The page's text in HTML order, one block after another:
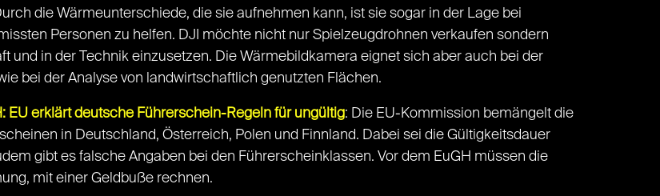
die Wärmeunterschiede, die sie aufnehmen kann, ist sie sogar in der Lage bei
Personen zu helfen. DJI möchte nicht nur Spielzeugdrohnen verkaufen sondern
und in der Technik einzusetzen. Die Wärmebildkamera eignet sich aber auch bei der
bei der Analyse von landwirtschaftlich genutzten Flächen.
EU erklärt deutsche Führerschein-Regeln für ungültig: Die EU-Kommission bemängelt die
in Deutschland, Österreich, Polen und Finnland. Dabei sei die Gültigkeitsdauer
gibt es falsche Angaben bei den Führerscheinklassen. Vor dem EuGH müssen die
mit einer Geldbuße rechnen.